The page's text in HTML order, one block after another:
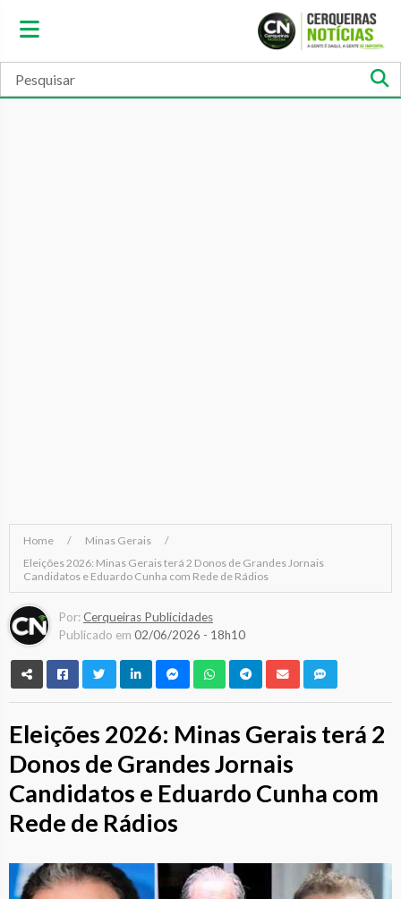
Home
Minas Gerais
Eleições 2026: Minas Gerais terá 2 Donos de Grandes Jornais
Candidatos e Eduardo Cunha com Rede de Rádios
Por:Cerqueiras Publicidades
Publicado em 02/06/2026 - 18h10
Eleições 2026: Minas Gerais terá 2
Donos de Grandes Jornais
Candidatos e Eduardo Cunha com
Rede de Rádios